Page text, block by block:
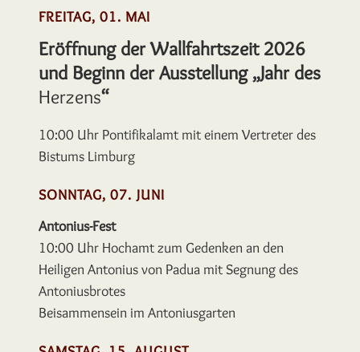
FREITAG, 01. MAI
Eröffnung der Wallfahrtszeit 2026
und Beginn der Ausstellung „Jahr des
Herzens“
10:00 Uhr Pontifikalamt mit einem Vertreter des
Bistums Limburg
SONNTAG, 07. JUNI
Antonius-Fest
10:00 Uhr Hochamt zum Gedenken an den
HeiligenAntonius von Padua mit Segnung des
Antoniusbrotes
Beisammensein im Antoniusgarten